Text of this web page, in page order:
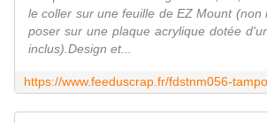
le coller sur une feuille de EZ Mount (non
poser sur une plaque acrylique dotée
inclus).Design et...